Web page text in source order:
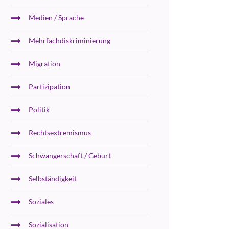
Medien / Sprache
Mehrfachdiskriminierung
Migration
Partizipation
Politik
Rechtsextremismus
Schwangerschaft / Geburt
Selbständigkeit
Soziales
Sozialisation